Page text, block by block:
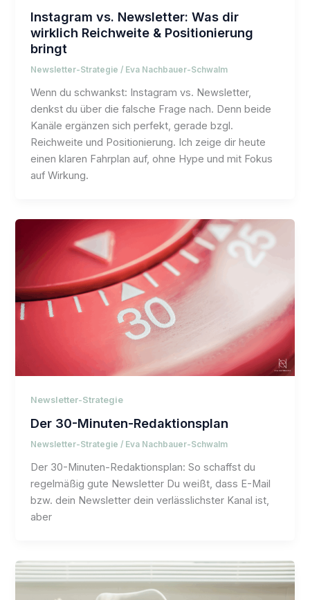
Instagram vs. Newsletter: Was dir
wirklich Reichweite & Positionierung
bringt
Newsletter-Strategie / Eva Nachbauer-Schwalm
Wenn du schwankst: Instagram vs. Newsletter,
denkst du über die falsche Frage nach. Denn beide
Kanäle ergänzen sich perfekt, gerade bzgl.
Reichweite und Positionierung. Ich zeige dir heute
einen klaren Fahrplan auf, ohne Hype und mit Fokus
auf Wirkung.
Newsletter-Strategie
Der 30-Minuten-Redaktionsplan
Newsletter-Strategie / Eva Nachbauer-Schwalm
Der 30-Minuten-Redaktionsplan: So schaffst du
regelmäßig gute Newsletter Du weißt, dass E-Mail
bzw. dein Newsletter dein verlässlichster Kanal ist,
aber